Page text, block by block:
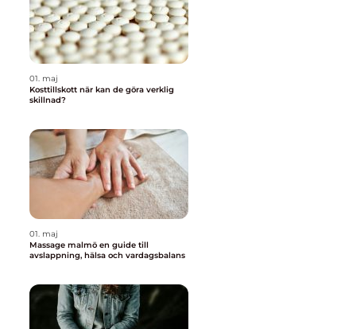
01. maj
Kosttillskott när kan de göra verklig
skillnad?
01. maj
Massage malmö en guide till
avslappning, hälsa och vardagsbalans